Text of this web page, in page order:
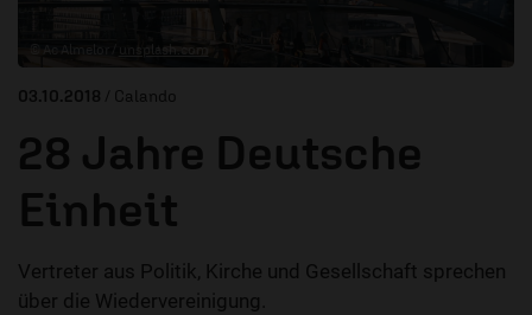
© Ac Almelor / unsplash.com
03.10.2018 / Calando
28 Jahre Deutsche
Einheit
Vertreter aus Politik, Kirche und Gesellschaft sprechen
über die Wiedervereinigung.